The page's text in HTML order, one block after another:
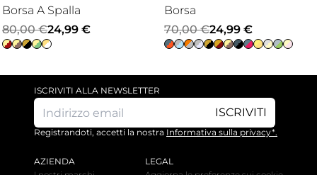
Borsa A Spalla
80,00€
Il
prezzo
80,00 €.
24,99 €
Il
prezzo
24,99 €.
Borsa
70,00€
Il
prezzo
24,99 €
Il
prezzo
ISCRIVITI ALLA NEWSLETTER
ISCRIVITI
Registrandoti, accetti la nostra Informativa sulla privacy*.
AZIENDA
LEGAL